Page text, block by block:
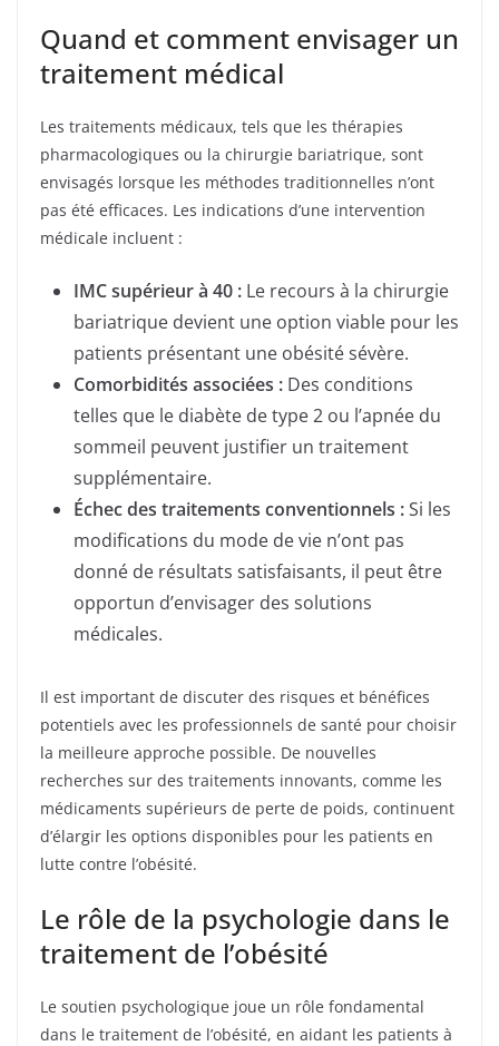
Quand et comment envisager un
traitement médical
Les traitements médicaux, tels que les thérapies
pharmacologiques ou la chirurgie bariatrique, sont
envisagés lorsque les méthodes traditionnelles n’ont
pas été efficaces. Les indications d’une intervention
médicale incluent :
IMC supérieur à 40 : Le recours à la chirurgie
bariatrique devient une option viable pour les
patients présentant une obésité sévère.
Comorbidités associées : Des conditions
telles que le diabète de type 2 ou l’apnée du
sommeil peuvent justifier un traitement
supplémentaire.
Échec des traitements conventionnels :Si les
modifications du mode de vie n’ont pas
donné de résultats satisfaisants, il peut être
opportun d’envisager des solutions
médicales.
Il est important de discuter des risques et bénéfices
potentiels avec les professionnels de santé pour choisir
la meilleure approche possible. De nouvelles
recherches sur des traitements innovants, comme les
médicaments supérieurs de perte de poids, continuent
d’élargir les options disponibles pour les patients en
lutte contre l’obésité.
Le rôle de la psychologie dans le
traitement de l’obésité
Le soutien psychologique joue un rôle fondamental
dans le traitement de l’obésité, en aidant les patients à